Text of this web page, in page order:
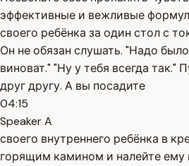
эффективные и вежливые
своего ребёнка за один стол с
Он не обязан слушать. "Надо
виноват." "Ну у тебя всегда так."
друг другу. А вы посадите
04:15
Speaker A
своего внутреннего ребёнка в
горящим камином и налейте ему